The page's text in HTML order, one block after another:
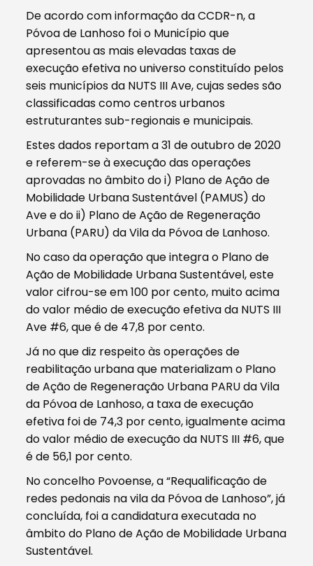
De acordo com informação da CCDR-n, a
Póvoa de Lanhoso foi o Município que
apresentou as mais elevadas taxas de
execução efetiva no universo constituído pelos
seis municípios da NUTS III Ave, cujas sedes são
classificadas como centros urbanos
estruturantes sub-regionais e municipais.
Estes dados reportam a 31 de outubro de 2020
e referem-se à execução das operações
aprovadas no âmbito do i) Plano de Ação de
Mobilidade Urbana Sustentável (PAMUS) do
Ave e do ii) Plano de Ação de Regeneração
Urbana (PARU) da Vila da Póvoa de Lanhoso.
No caso da operação que integra o Plano de
Ação de Mobilidade Urbana Sustentável, este
valor cifrou-se em 100 por cento, muito acima
do valor médio de execução efetiva da NUTS III
Ave #6, que é de 47,8 por cento.
Já no que diz respeito às operações de
reabilitação urbana que materializam o Plano
de Ação de Regeneração Urbana PARU da Vila
da Póvoa de Lanhoso, a taxa de execução
efetiva foi de 74,3 por cento, igualmente acima
do valor médio de execução da NUTS III #6, que
é de 56,1 por cento.
No concelho Povoense, a “Requalificação de
redes pedonais na vila da Póvoa de Lanhoso”, já
concluída, foi a candidatura executada no
âmbito do Plano de Ação de Mobilidade Urbana
Sustentável.